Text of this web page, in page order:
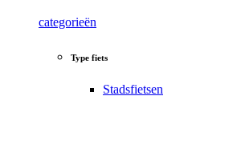
categorieën
Type fiets
Stadsfietsen